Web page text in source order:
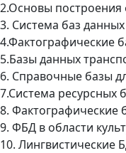
2.Основы
3. Система баз
4.Фактографические
5.Базы данных
6. Справочные базы
7.Система ресурсных
8. Фактографические
9. ФБД в области
10. Лингвистические